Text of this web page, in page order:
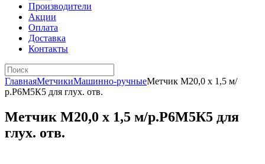
Производители
Акции
Оплата
Доставка
Контакты
ГлавнаяМетчикиМашинно-ручныеМетчик М20,0 х 1,5 м/
р.Р6М5К5 для глух. отв.
Метчик М20,0 х 1,5 м/р.Р6М5К5 для
глух. отв.